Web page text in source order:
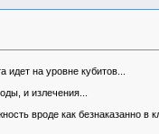
на уровне кубитов...
и излечения...
вроде как безнаказанно в